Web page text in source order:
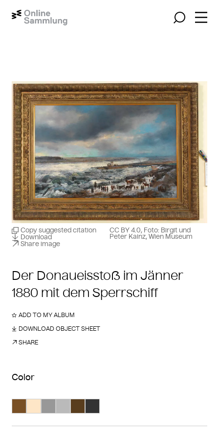
Search
Der Donaueisstoß im Jänner
1880 mit dem Sperrschiff
Show larger image
Copy suggested citation
Download
Share image
CC BY 4.0, Foto: Birgit und
Peter Kainz, Wien Museum
ADD TO MY ALBUM
DOWNLOAD OBJECT SHEET
SHARE
Color